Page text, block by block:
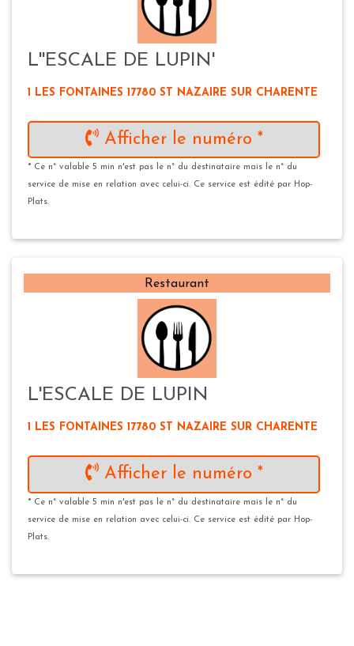
L''ESCALE DE LUPIN'
1 LES FONTAINES 17780 ST NAZAIRE SUR CHARENTE
Afficher le numéro *
* Ce n° valable 5 min n'est pas le n° du destinataire mais le n° du
service de mise en relation avec celui-ci. Ce service est édité par Hop-
Plats.
Restaurant
L'ESCALE DE LUPIN
1 LES FONTAINES 17780 ST NAZAIRE SUR CHARENTE
Afficher le numéro *
* Ce n° valable 5 min n'est pas le n° du destinataire mais le n° du
service de mise en relation avec celui-ci. Ce service est édité par Hop-
Plats.